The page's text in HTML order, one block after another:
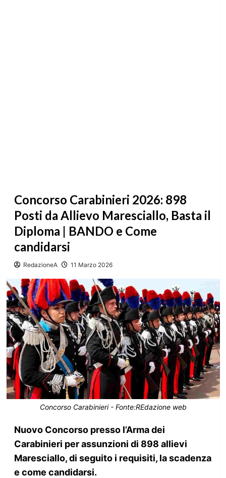
Concorso Carabinieri 2026: 898
Posti da Allievo Maresciallo, Basta il
Diploma | BANDO e Come
candidarsi
RedazioneA 11 Marzo 2026
Concorso Carabinieri - Fonte:REdazione web
Nuovo Concorso presso l’Arma dei
Carabinieri per assunzioni di 898 allievi
Maresciallo, di seguito i requisiti, la scadenza
e come candidarsi.